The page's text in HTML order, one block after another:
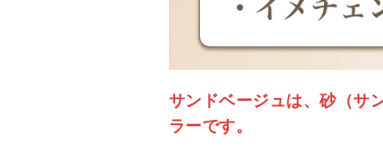
サンドベージュは、砂（サ
ラーです。